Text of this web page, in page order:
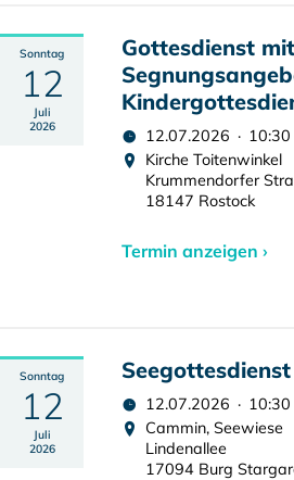
Sonntag
12
Juli
2026
Gottesdienst mit
12.07.2026 · 10:30
Kirche Toitenwinkel
Krummendorfer
18147 Rostock
Termin anzeigen ›
Sonntag
12
Juli
2026
Seegottesdienst
12.07.2026 · 10:30
Cammin, Seewiese
Lindenallee
17094 Burg